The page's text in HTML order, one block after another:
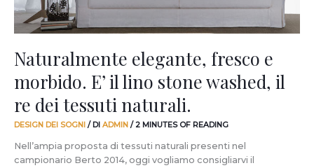
Naturalmente elegante, fresco e
morbido. E’ il lino stone washed, il
re dei tessuti naturali.
DESIGN DEI SOGNI / DI ADMIN /2 MINUTES OF READING
Nell’ampia proposta di tessuti naturali presenti nel
campionario Berto 2014, oggi vogliamo consigliarvi il
washed,
re
tessuti
naturali.